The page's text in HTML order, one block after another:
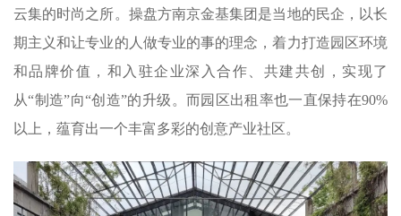
云集的时尚之所。操盘方南京金基集团是当地的民企，以长
期主义和让专业的人做专业的事的理念，着力打造园区环境
和品牌价值，和入驻企业深入合作、共建共创，实现了
从“制造”向“创造”的升级。而园区出租率也一直保持在90%
以上，蕴育出一个丰富多彩的创意产业社区。